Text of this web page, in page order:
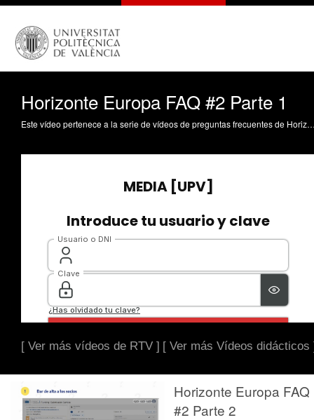
Horizonte Europa FAQ #2 Parte 1
Este vídeo pertenece a la serie de vídeos de preguntas frecuentes de Horizonte Europa. Realizado por el
[ Ver más vídeos de RTV ] [ Ver más Vídeos didácticos
Horizonte Europa FAQ
#2 Parte 2